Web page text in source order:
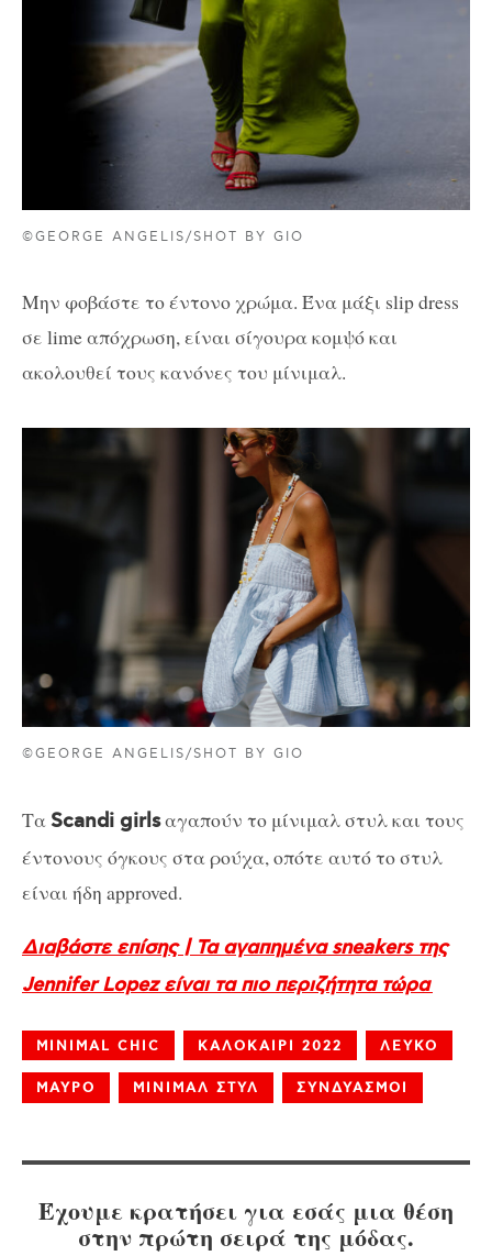
©GEORGE ANGELIS/SHOT BY GIO
Μην φοβάστε το έντονο χρώμα. Ένα μάξι slip dress
σε lime απόχρωση, είναι σίγουρα κομψό και
ακολουθεί τους κανόνες του μίνιμαλ.
©GEORGE ANGELIS/SHOT BY GIO
Τα Scandi girlsαγαπούν το μίνιμαλ στυλ και τους
έντονους όγκους στα ρούχα, οπότε αυτό το στυλ
είναι ήδη approved.
Διαβάστε επίσης | Τα αγαπημένα sneakers της
Jennifer Lopez είναι τα πιο περιζήτητα τώρα
MINIMAL CHIC ΚΑΛΟΚΑΙΡΙ 2022 ΛΕΥΚΟ
ΜΑΥΡΟ ΜΙΝΙΜΑΛ ΣΤΥΛ ΣΥΝΔΥΑΣΜΟΙ
Έχουμε κρατήσει για εσάς μια θέση
στην πρώτη σειρά της μόδας.